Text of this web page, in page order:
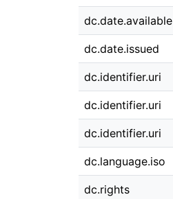
dc.date.available
dc.date.issued
dc.identifier.uri
dc.identifier.uri
dc.identifier.uri
dc.language.iso
dc.rights